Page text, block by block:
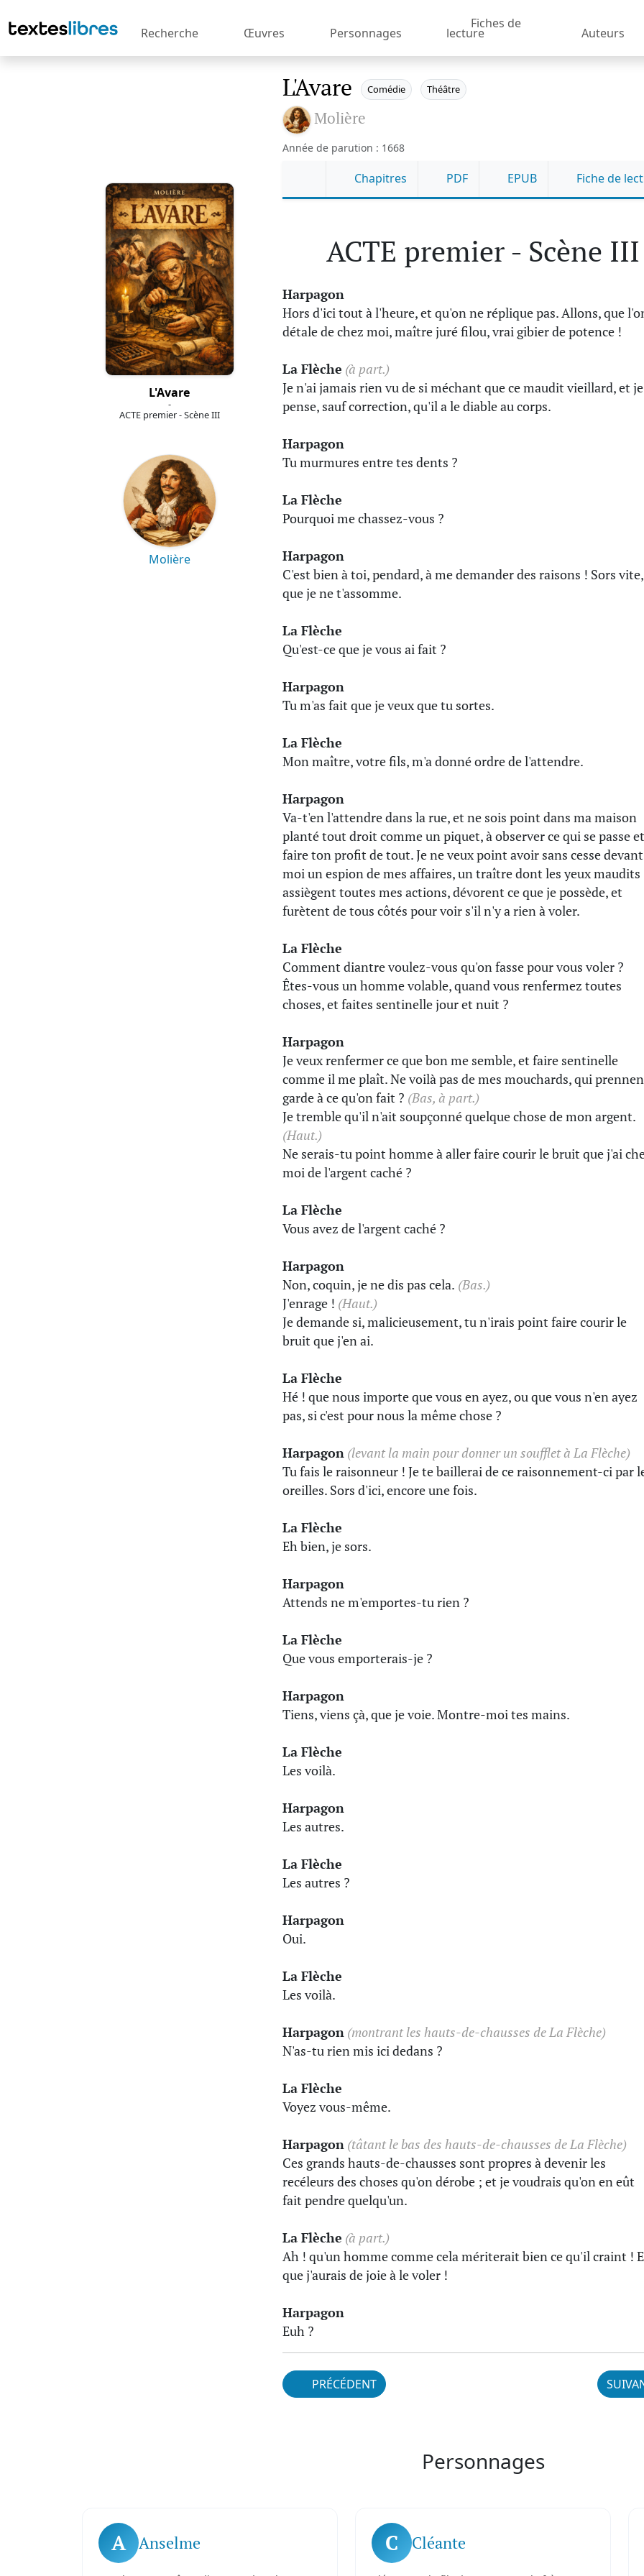
Recherche Œuvres Personnages
Fiches de
lecture Auteurs
L'Avare
-
ACTE premier - Scène III
Molière
L'Avare Comédie Théâtre
Molière
Année de parution : 1668
Chapitres PDF EPUB Fiche de
ACTE premier - Scène III
Harpagon
Hors d'ici tout à l'heure, et qu'on ne réplique pas. Allons, que
détale de chez moi, maître juré filou, vrai gibier de potence !
La Flèche (à part.)
Je n'ai jamais rien vu de si méchant que ce maudit vieillard, et je
pense, sauf correction, qu'il a le diable au corps.
Harpagon
Tu murmures entre tes dents ?
La Flèche
Pourquoi me chassez-vous ?
Harpagon
C'est bien à toi, pendard, à me demander des raisons ! Sors vite,
que je ne t'assomme.
La Flèche
Qu'est-ce que je vous ai fait ?
Harpagon
Tu m'as fait que je veux que tu sortes.
La Flèche
Mon maître, votre fils, m'a donné ordre de l'attendre.
Harpagon
Va-t'en l'attendre dans la rue, et ne sois point dans ma maison
planté tout droit comme un piquet, à observer ce qui se passe et
faire ton profit de tout. Je ne veux point avoir sans cesse devant
moi un espion de mes affaires, un traître dont les yeux maudits
assiègent toutes mes actions, dévorent ce que je possède, et
furètent de tous côtés pour voir s'il n'y a rien à voler.
La Flèche
Comment diantre voulez-vous qu'on fasse pour vous voler ?
Êtes-vous un homme volable, quand vous renfermez toutes
choses, et faites sentinelle jour et nuit ?
Harpagon
Je veux renfermer ce que bon me semble, et faire sentinelle
comme il me plaît. Ne voilà pas de mes mouchards, qui
garde à ce qu'on fait ? (Bas, à part.)
Je tremble qu'il n'ait soupçonné quelque chose de mon argent.
(Haut.)
Ne serais-tu point homme à aller faire courir le bruit que j'ai
moi de l'argent caché ?
La Flèche
Vous avez de l'argent caché ?
Harpagon
Non, coquin, je ne dis pas cela. (Bas.)
J'enrage ! (Haut.)
Je demande si, malicieusement, tu n'irais point faire courir le
bruit que j'en ai.
La Flèche
Hé ! que nous importe que vous en ayez, ou que vous n'en ayez
pas, si c'est pour nous la même chose ?
Harpagon (levant la main pour donner un soufflet à La Flèche)
Tu fais le raisonneur ! Je te baillerai de ce raisonnement-ci par
oreilles. Sors d'ici, encore une fois.
La Flèche
Eh bien, je sors.
Harpagon
Attends ne m'emportes-tu rien ?
La Flèche
Que vous emporterais-je ?
Harpagon
Tiens, viens çà, que je voie. Montre-moi tes mains.
La Flèche
Les voilà.
Harpagon
Les autres.
La Flèche
Les autres ?
Harpagon
Oui.
La Flèche
Les voilà.
Harpagon (montrant les hauts-de-chausses de La Flèche)
N'as-tu rien mis ici dedans ?
La Flèche
Voyez vous-même.
Harpagon (tâtant le bas des hauts-de-chausses de La Flèche)
Ces grands hauts-de-chausses sont propres à devenir les
recéleurs des choses qu'on dérobe ; et je voudrais qu'on en eût
fait pendre quelqu'un.
La Flèche (à part.)
Ah ! qu'un homme comme cela mériterait bien ce qu'il craint !
que j'aurais de joie à le voler !
Harpagon
Euh ?
PRÉCÉDENT
Personnages
A Anselme C Cléante